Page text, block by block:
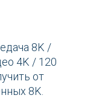
8K /
4K / 120
от
8K.